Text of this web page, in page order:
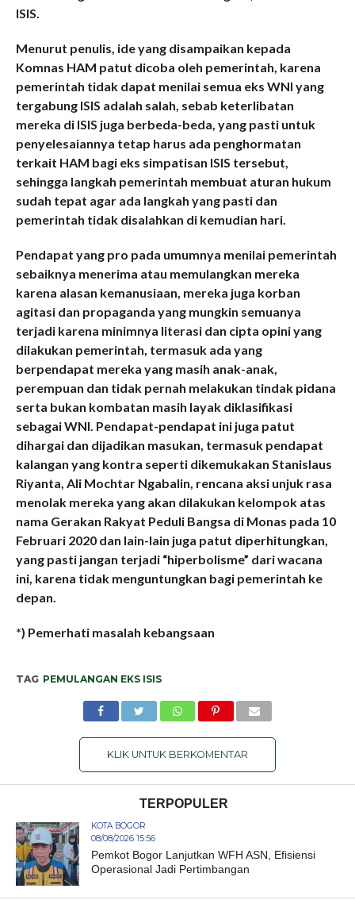
ISIS.
Menurut penulis, ide yang disampaikan kepada
Komnas HAM patut dicoba oleh pemerintah, karena
pemerintah tidak dapat menilai semua eks WNI yang
tergabung ISIS adalah salah, sebab keterlibatan
mereka di ISIS juga berbeda-beda, yang pasti untuk
penyelesaiannya tetap harus ada penghormatan
terkait HAM bagi eks simpatisan ISIS tersebut,
sehingga langkah pemerintah membuat aturan hukum
sudah tepat agar ada langkah yang pasti dan
pemerintah tidak disalahkan di kemudian hari.
Pendapat yang pro pada umumnya menilai pemerintah
sebaiknya menerima atau memulangkan mereka
karena alasan kemanusiaan, mereka juga korban
agitasi dan propaganda yang mungkin semuanya
terjadi karena minimnya literasi dan cipta opini yang
dilakukan pemerintah, termasuk ada yang
berpendapat mereka yang masih anak-anak,
perempuan dan tidak pernah melakukan tindak pidana
serta bukan kombatan masih layak diklasifikasi
sebagai WNI. Pendapat-pendapat ini juga patut
dihargai dan dijadikan masukan, termasuk pendapat
kalangan yang kontra seperti dikemukakan Stanislaus
Riyanta, Ali Mochtar Ngabalin, rencana aksi unjuk rasa
menolak mereka yang akan dilakukan kelompok atas
nama Gerakan Rakyat Peduli Bangsa di Monas pada 10
Februari 2020 dan lain-lain juga patut diperhitungkan,
yang pasti jangan terjadi “hiperbolisme” dari wacana
ini, karena tidak menguntungkan bagi pemerintah ke
depan.
*) Pemerhati masalah kebangsaan
TAG PEMULANGAN EKS ISIS
KLIK UNTUK BERKOMENTAR
TERPOPULER
KOTA BOGOR
08/08/2026 15:56
Pemkot Bogor Lanjutkan WFH ASN, Efisiensi
Operasional Jadi Pertimbangan